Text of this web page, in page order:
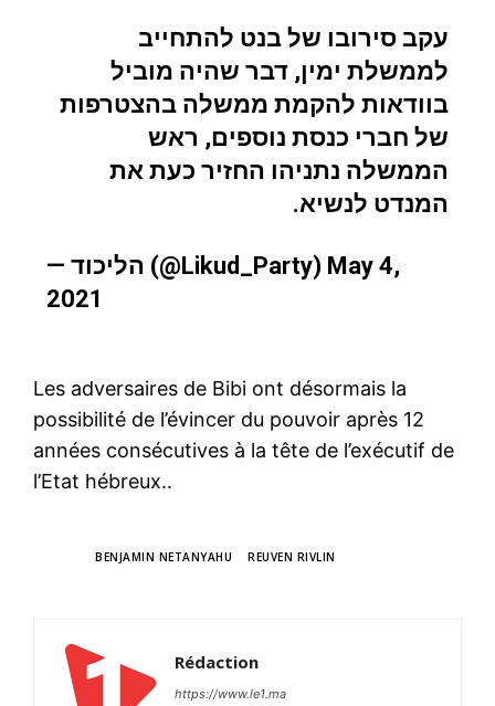
עקב סירובו של בנט להתחייב
לממשלת ימין, דבר שהיה מוביל
בוודאות להקמת ממשלה בהצטרפות
של חברי כנסת נוספים, ראש
הממשלה נתניהו החזיר כעת את
המנדט לנשיא.
— הליכוד (@Likud_Party) May 4,
2021
Les adversaires de Bibi ont désormais la
possibilité de l’évincer du pouvoir après 12
années consécutives à la tête de l’exécutif de
l’Etat hébreux..
BENJAMIN NETANYAHU REUVEN RIVLIN
Rédaction
https://www.le1.ma